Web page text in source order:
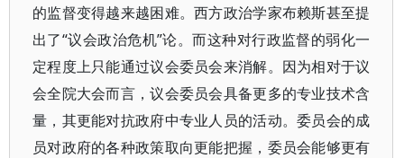
的监督变得越来越困难。西方政治学家布赖斯甚至提
出了“议会政治危机”论。而这种对行政监督的弱化一
定程度上只能通过议会委员会来消解。因为相对于议
会全院大会而言，议会委员会具备更多的专业技术含
量，其更能对抗政府中专业人员的活动。委员会的成
员对政府的各种政策取向更能把握，委员会能够更有